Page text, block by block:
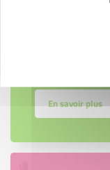
En savoir plus